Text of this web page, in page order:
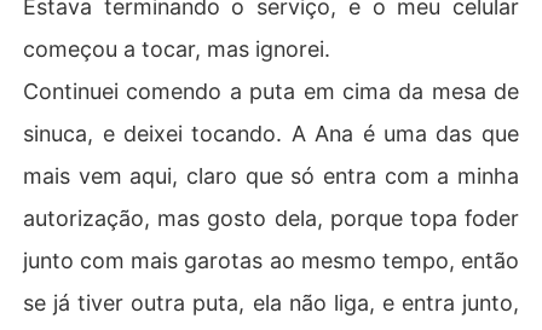
Estava terminando o serviço, e o meu celular
começou a tocar, mas ignorei.
Continuei comendo a puta em cima da mesa de
sinuca, e deixei tocando. A Ana é uma das que
mais vem aqui, claro que só entra com a minha
autorização, mas gosto dela, porque topa foder
junto com mais garotas ao mesmo tempo, então
se já tiver outra puta, ela não liga, e entra junto,